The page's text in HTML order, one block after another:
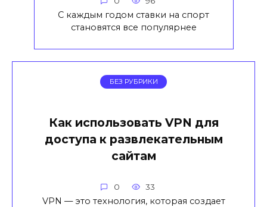
С каждым годом ставки на спорт
становятся все популярнее
БЕЗ РУБРИКИ
Как использовать VPN для
доступа к развлекательным
сайтам
0 33
VPN — это технология, которая создает